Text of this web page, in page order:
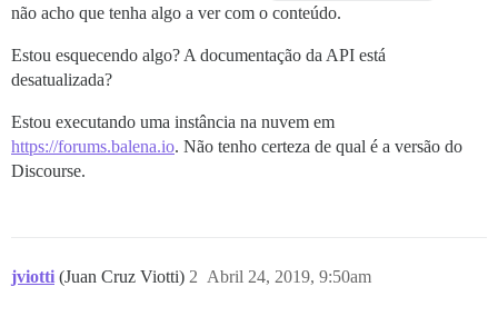
não acho que tenha algo a ver com o conteúdo.
Estou esquecendo algo? A documentação da API está
desatualizada?
Estou executando uma instância na nuvem em
https://forums.balena.io. Não tenho certeza de qual é a versão do
Discourse.
jviotti (Juan Cruz Viotti) Abril 24, 2019, 9:50am
2